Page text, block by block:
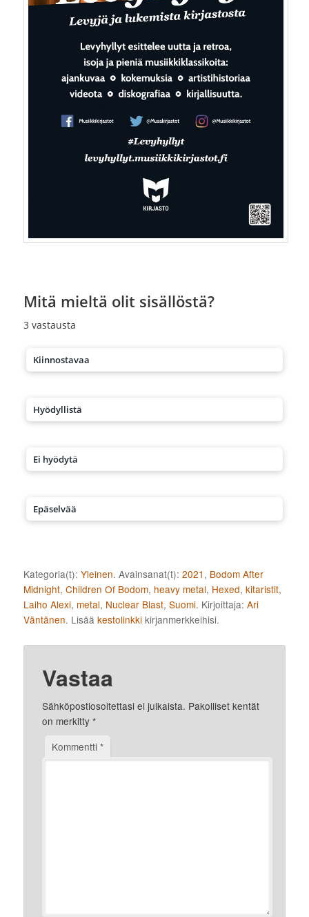
Mitä mieltä olit sisällöstä?
3 vastausta
Kiinnostavaa
Hyödyllistä
Ei hyödytä
Epäselvää
Kategoria(t):Yleinen. Avainsanat(t):2021 , Bodom After
Midnight,Children Of Bodom, heavy metal, Hexed,kitaristit,
Laiho Alexi, metal, Nuclear Blast,Suomi. Kirjoittaja:Ari
Väntänen. Lisääkestolinkki kirjanmerkkeihisi.
Vastaa
Sähköpostiosoitettasi ei julkaista. Pakolliset kentät
on merkitty*
Kommentti*